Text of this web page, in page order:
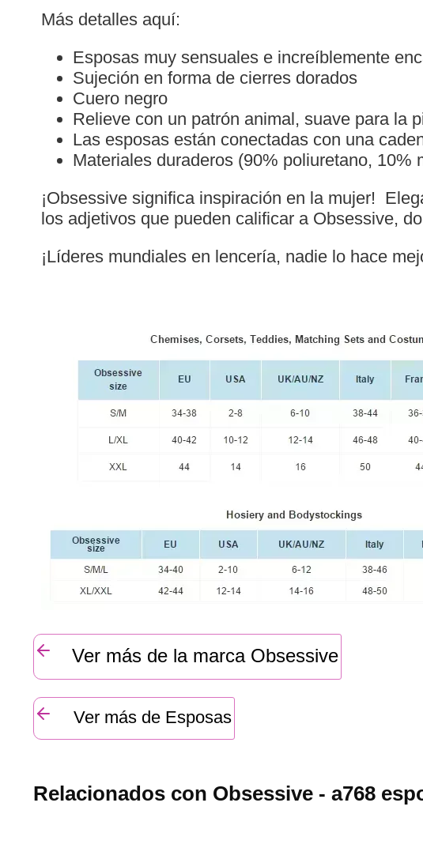
Más detalles aquí:
Esposas muy sensuales e increíblemente
Sujeción en forma de cierres dorados
Cuero negro
Relieve con un patrón animal, suave para la
Las esposas están conectadas con una
Materiales duraderos (90% poliuretano, 10%
¡Obsessive significa inspiración en la mujer!
los adjetivos que pueden calificar a Obsessive,
¡Líderes mundiales en lencería, nadie lo hace
Ver más de la marca Obsessive
Ver más de Esposas
Relacionados con Obsessive - a768